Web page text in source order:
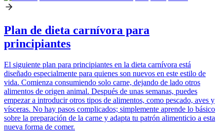
Plan de dieta carnívora para
principiantes
El siguiente plan para principiantes en la dieta carnívora está
diseñado especialmente para quienes son nuevos en este estilo de
vida. Comienza consumiendo solo carne, dejando de lado otros
alimentos de origen animal. Después de unas semanas, puedes
empezar a introducir otros tipos de alimentos, como pescado, aves y
vísceras. No hay pasos complicados; simplemente aprende lo básico
sobre la preparación de la carne y adapta tu patrón alimenticio a esta
nueva forma de comer.